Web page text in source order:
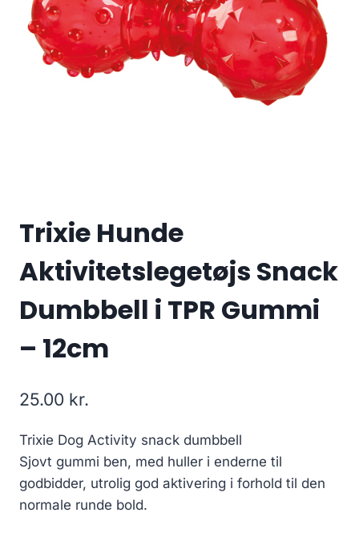
Trixie Hunde
Aktivitetslegetøjs Snack
Dumbbell i TPR Gummi
– 12cm
25.00 kr.
Trixie Dog Activity snack dumbbell
Sjovt gummi ben, med huller i enderne til
godbidder, utrolig god aktivering i forhold til den
normale runde bold.